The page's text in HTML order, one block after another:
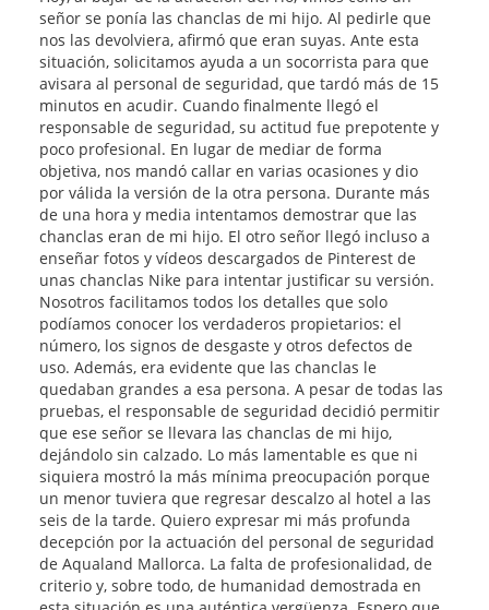
señor se ponía las chanclas de mi hijo. Al pedirle que
nos las devolviera, afirmó que eran suyas. Ante esta
situación, solicitamos ayuda a un socorrista para que
avisara al personal de seguridad, que tardó más de 15
minutos en acudir. Cuando finalmente llegó el
responsable de seguridad, su actitud fue prepotente y
poco profesional. En lugar de mediar de forma
objetiva, nos mandó callar en varias ocasiones y dio
por válida la versión de la otra persona. Durante más
de una hora y media intentamos demostrar que las
chanclas eran de mi hijo. El otro señor llegó incluso a
enseñar fotos y vídeos descargados de Pinterest de
unas chanclas Nike para intentar justificar su versión.
Nosotros facilitamos todos los detalles que solo
podíamos conocer los verdaderos propietarios: el
número, los signos de desgaste y otros defectos de
uso. Además, era evidente que las chanclas le
quedaban grandes a esa persona. A pesar de todas las
pruebas, el responsable de seguridad decidió permitir
que ese señor se llevara las chanclas de mi hijo,
dejándolo sin calzado. Lo más lamentable es que ni
siquiera mostró la más mínima preocupación porque
un menor tuviera que regresar descalzo al hotel a las
seis de la tarde. Quiero expresar mi más profunda
decepción por la actuación del personal de seguridad
de Aqualand Mallorca. La falta de profesionalidad, de
criterio y, sobre todo, de humanidad demostrada en